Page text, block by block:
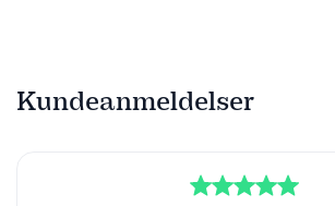
Kundeanmeldelser